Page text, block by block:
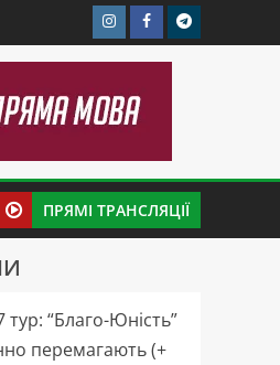
ПРЯМІ ТРАНСЛЯЦІЇ
тур: “Благо-Юність”
перемагають (+